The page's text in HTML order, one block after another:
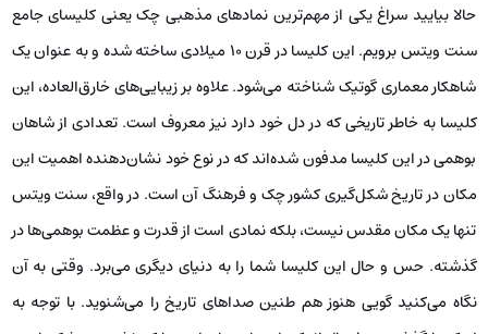
حالا بیایید سراغ یکی از مهم‌ترین نمادهای مذهبی چک یعنی کلیسای جامع
سنت ویتس برویم. این کلیسا در قرن ۱۰ میلادی ساخته شده و به عنوان یک
شاهکار معماری گوتیک شناخته می‌شود. علاوه بر زیبایی‌های خارق‌العاده، این
کلیسا به خاطر تاریخی که در دل خود دارد نیز معروف است. تعدادی از شاهان
بوهمی در این کلیسا مدفون شده‌اند که در نوع خود نشان‌دهنده اهمیت این
مکان در تاریخ شکل‌گیری کشور چک و فرهنگ آن است. در واقع، سنت ویتس
تنها یک مکان مقدس نیست، بلکه نمادی است از قدرت و عظمت بوهمی‌ها در
گذشته. حس و حال این کلیسا شما را به دنیای دیگری می‌برد. وقتی به آن
نگاه می‌کنید گویی هنوز هم طنین صداهای تاریخ را می‌شنوید. با توجه به